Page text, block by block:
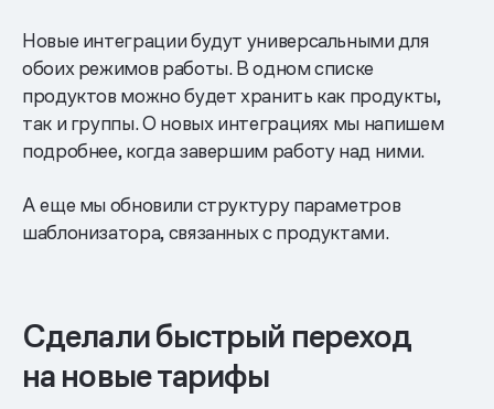
Новые интеграции будут универсальными для
обоих режимов работы. В одном списке
продуктов можно будет хранить как продукты,
так и группы. О новых интеграциях мы напишем
подробнее, когда завершим работу над ними.
А еще мы обновили структуру параметров
шаблонизатора, связанных с продуктами.
Сделали быстрый переход
на новые тарифы